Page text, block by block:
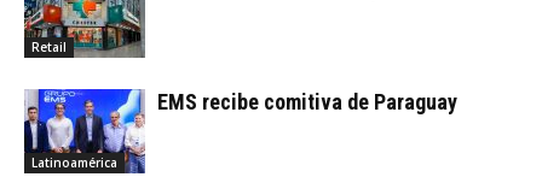
Retail
Latinoamérica
EMS recibe comitiva de Paraguay